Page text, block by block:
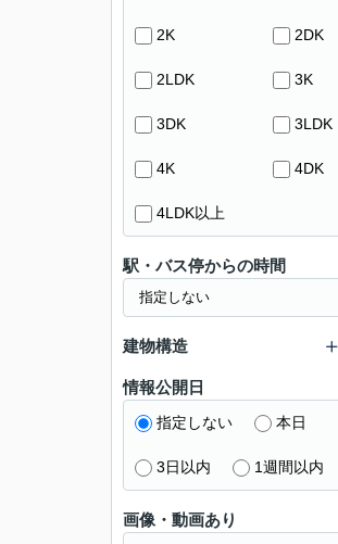
2K 2DK
2LDK 3K
3DK 3LDK
4K 4DK
4LDK以上
駅・バス停からの時間
建物構造
情報公開日
指定しない 本日
3日以内 1週間以内
画像・動画あり